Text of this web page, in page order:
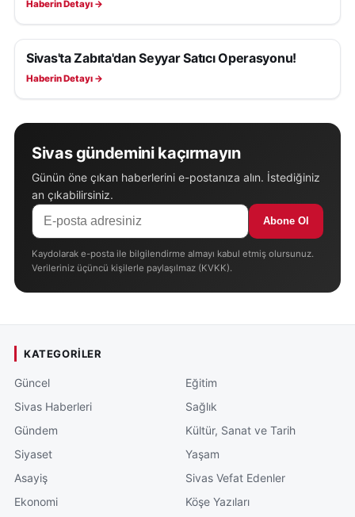
Haberin Detayı →
ASAYIŞ
Sivas'ta Zabıta'dan Seyyar Satıcı Operasyonu!
Haberin Detayı →
Sivas gündemini kaçırmayın
Günün öne çıkan haberlerini e-postanıza alın. İstediğiniz
an çıkabilirsiniz.
Abone Ol
Kaydolarak e-posta ile bilgilendirme almayı kabul etmiş olursunuz.
Verileriniz üçüncü kişilerle paylaşılmaz (KVKK).
KATEGORILER
Güncel
Sivas Haberleri
Gündem
Siyaset
Asayiş
Ekonomi
Eğitim
Sağlık
Kültür, Sanat ve Tarih
Yaşam
Sivas Vefat Edenler
Köşe Yazıları